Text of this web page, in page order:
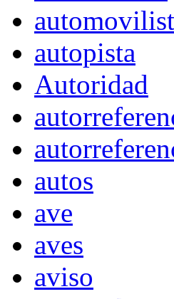
autopista
Autoridad
autos
ave
aves
aviso